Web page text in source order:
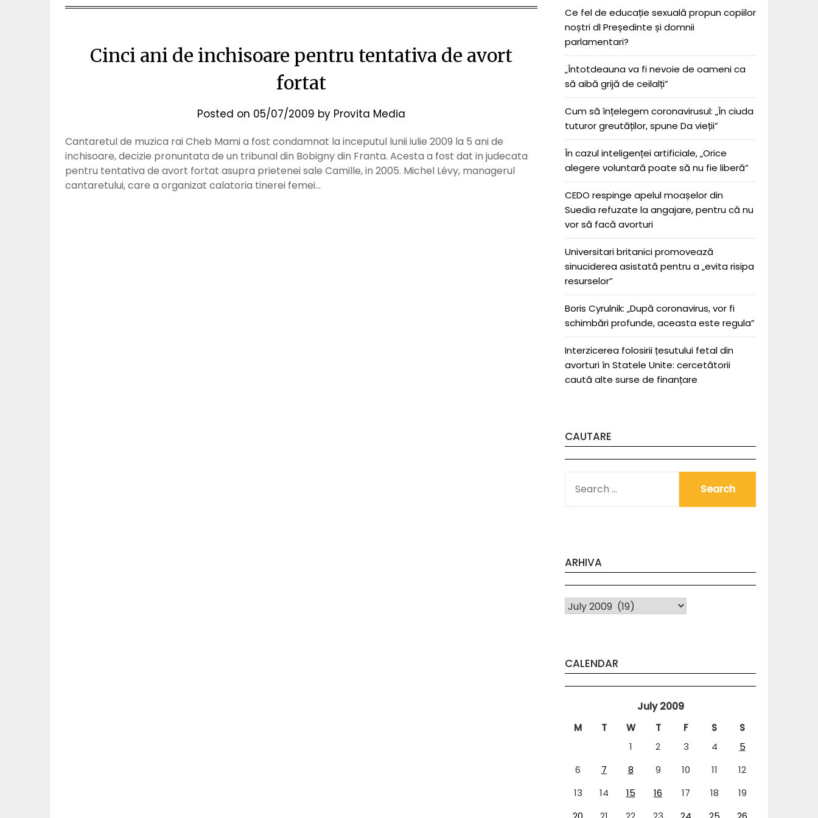
Cinci ani de inchisoare pentru tentativa de avort
fortat
Posted on 05/07/2009 by Provita Media
Cantaretul de muzica rai Cheb Mami a fost condamnat la inceputul lunii iulie 2009 la 5 ani de
inchisoare, decizie pronuntata de un tribunal din Bobigny din Franta. Acesta a fost dat in judecata
pentru tentativa de avort fortat asupra prietenei sale Camille, in 2005. Michel Lévy, managerul
cantaretului, care a organizat calatoria tinerei femei…
Ce fel de educație sexuală propun copiilor
noștri dl Președinte și domnii
parlamentari?
„Întotdeauna va fi nevoie de oameni ca
să aibă grijă de ceilalți”
Cum să înțelegem coronavirusul: „În ciuda
tuturor greutăților, spune Da vieții”
În cazul inteligenței artificiale, „Orice
alegere voluntară poate să nu fie liberă”
CEDO respinge apelul moașelor din
Suedia refuzate la angajare, pentru că nu
vor să facă avorturi
Universitari britanici promovează
sinuciderea asistată pentru a „evita risipa
resurselor”
Boris Cyrulnik: „După coronavirus, vor fi
schimbări profunde, aceasta este regula”
Interzicerea folosirii țesutului fetal din
avorturi în Statele Unite: cercetătorii
caută alte surse de finanțare
CAUTARE
FOR:
ARHIVA
Arhiva
CALENDAR
July 2009
M T W T F S
S
1
2 3 4
5
6
7 8 9 10 11
12
13
14 15 16 17 18
19